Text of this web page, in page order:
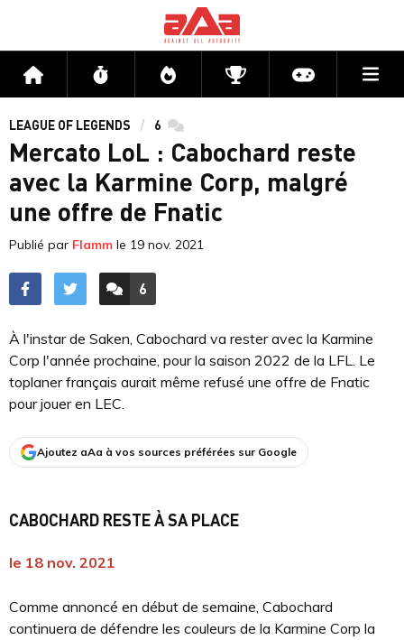
Accueil Flux Directs CompétitionsActu jeux
LEAGUE OF LEGENDS 6 commentaires
Mercato LoL : Cabochard reste
avec la Karmine Corp, malgré
une offre de Fnatic
Publié par Flamm le 19 nov. 2021
ACCÉDER AUX
6
COMMENTAIRES
À l'instar de Saken, Cabochard va rester avec la Karmine
Corp l'année prochaine, pour la saison 2022 de la LFL. Le
toplaner français aurait même refusé une offre de Fnatic
pour jouer en LEC.
Ajoutez aAa à vos sources préférées sur Google
CABOCHARD RESTE À SA PLACE
le 18 nov. 2021
Comme annoncé en début de semaine, Cabochard
continuera de défendre les couleurs de la Karmine Corp la